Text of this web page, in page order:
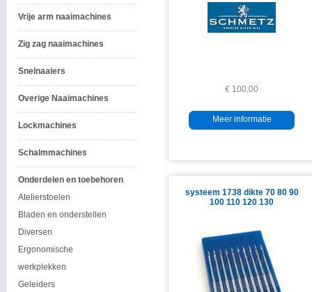
Vrije arm naaimachines
Zig zag naaimachines
Snelnaaiers
Overige Naaimachines
Lockmachines
Schalmmachines
Onderdelen en toebehoren
Atelierstoelen
Bladen en onderstellen
Diversen
Ergonomische
werkplekken
Geleiders
€ 100,00
Meer informatie
systeem 1738 dikte 70 80 90
100 110 120 130